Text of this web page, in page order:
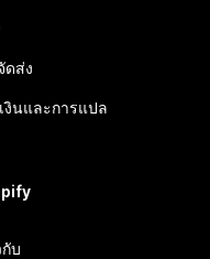
ดส่ง
งินและการแปล
กับ